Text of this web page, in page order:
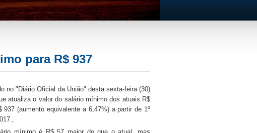
para R$ 937
no "Diário Oficial da União" desta sexta-feira (30)
atualiza o valor do salário mínimo dos atuais R$
937 (aumento equivalente a 6,47%) a partir de 1º